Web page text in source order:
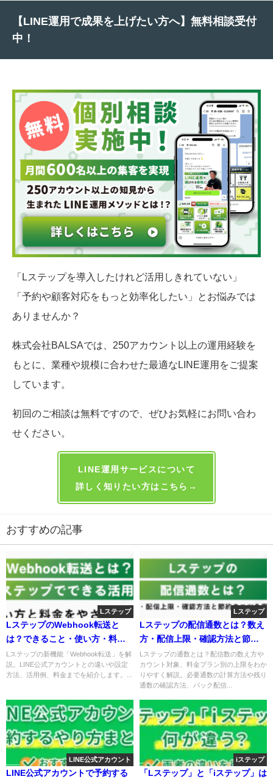
【LINE運用で成果を上げたい方へ】無料相談受付
中！
「Lステップを導入したけれど活用しきれていない」
「予約や顧客対応をもっと効率化したい」とお悩みでは
ありませんか？
株式会社BALSAでは、250アカウント以上の運用経験を
もとに、業種や規模に合わせた最適なLINE運用をご提案
しています。
初回のご相談は無料ですので、ぜひお気軽にお問い合わ
せください。
LINE運用サービスについて
詳しく知りたい方はこちら→
おすすめの記事
Lステップ
LステップのWebhook転送と
は？できること・使い方・料金
まで解説
Lステップの新機能「Webhook転送」を解
説。LINE公式アカウントとの違いや設定
方法、活用例、料金までを紹介します。...
Lステップ
Lステップの配信通数とは？数え
方・配信上限・確認方法と節約
のコツを徹底解説
Lステップの通数とは？配信数の数え方や
カウント対象、料金プラン別の上限をわか
りやすく解説。必要通数の計算方法や残り
通数の確認方法、パック配信...
LINE公式アカウント
LINE公式アカウントで予約する
iステップ
「Lステップ」と「iステップ」は